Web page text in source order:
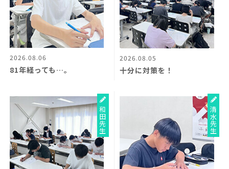
2026.08.06
81年経っても…。
2026.08.05
十分に対策を！
和田先生 清水先生